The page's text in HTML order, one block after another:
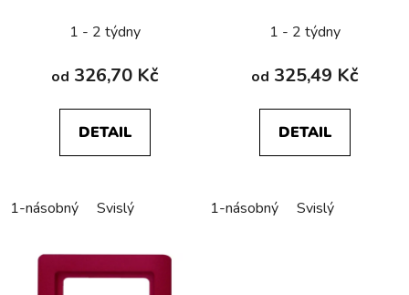
1 - 2 týdny
od 326,70 Kč
DETAIL
1-násobný Svislý
1 - 2 týdny
od 325,49 Kč
DETAIL
1-násobný Svislý